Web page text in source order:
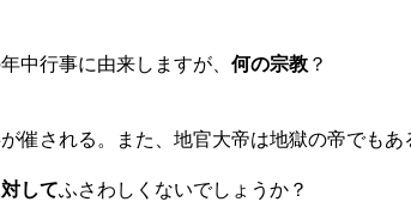
中行事に由来しますが、 何の宗教 ？
される。また、地官大帝は地獄の帝でも
してふさわしくないでしょうか？